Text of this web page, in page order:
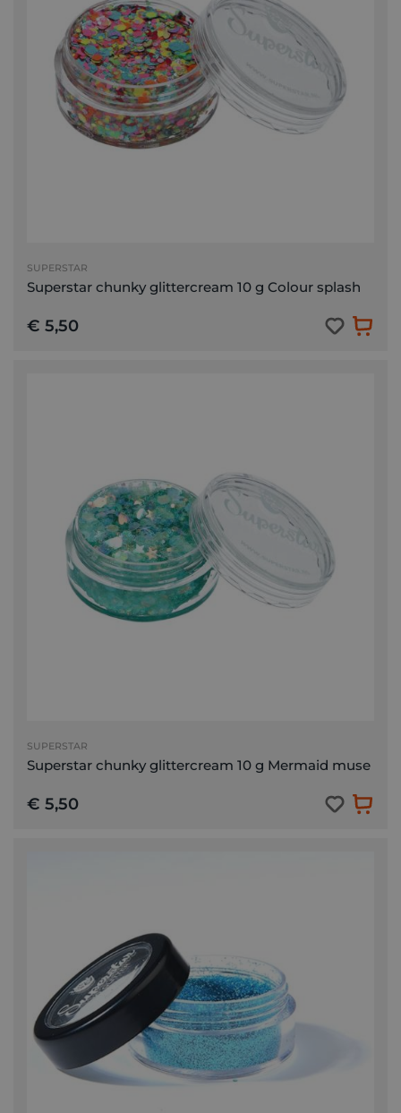
SUPERSTAR
Superstar chunky glittercream 10 g Colour splash
€ 5,50
SUPERSTAR
Superstar chunky glittercream 10 g Mermaid muse
€ 5,50